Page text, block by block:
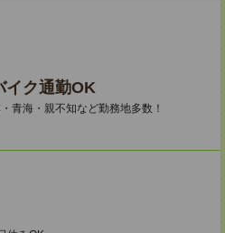
イク通勤OK
青海・親不知など勤務地多数！